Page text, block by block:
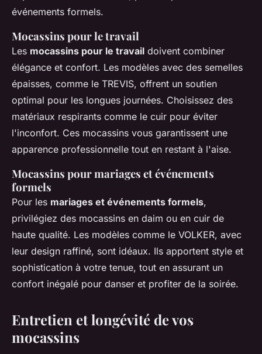
événements formels.
Mocassins pour le travail
Les mocassins pour le travail doivent combiner
élégance et confort. Les modèles avec des semelles
épaisses, comme le TREVIS, offrent un soutien
optimal pour les longues journées. Choisissez des
matériaux respirants comme le cuir pour éviter
l'inconfort. Ces mocassins vous garantissent une
apparence professionnelle tout en restant à l'aise.
Mocassins pour mariages et événements
formels
Pour les mariages et événements formels,
privilégiez des mocassins en daim ou en cuir de
haute qualité. Les modèles comme le VOLKER, avec
leur design raffiné, sont idéaux. Ils apportent style et
sophistication à votre tenue, tout en assurant un
confort inégalé pour danser et profiter de la soirée.
Entretien et longévité de vos
mocassins